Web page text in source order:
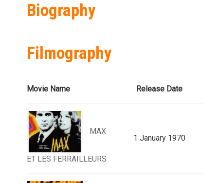
Biography
Filmography
Movie Name Release Date
MAX
ET LES FERRAILLEURS
1 January 1970